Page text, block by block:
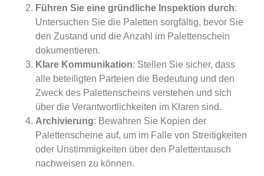
Führen Sie eine gründliche Inspektion durch:
Untersuchen Sie die Paletten sorgfältig, bevor Sie
den Zustand und die Anzahl im Palettenschein
dokumentieren.
Klare Kommunikation: Stellen Sie sicher, dass
alle beteiligten Parteien die Bedeutung und den
Zweck des Palettenscheins verstehen und sich
über die Verantwortlichkeiten im Klaren sind.
Archivierung: Bewahren Sie Kopien der
Palettenscheine auf, um im Falle von Streitigkeiten
oder Unstimmigkeiten über den Palettentausch
nachweisen zu können.